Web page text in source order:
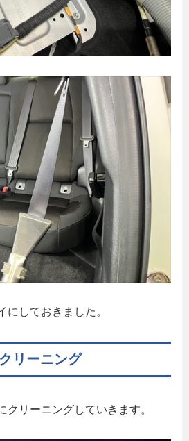
にしておきました。
リーニング
クリーニングしていきます。